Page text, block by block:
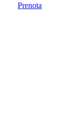
Prenota